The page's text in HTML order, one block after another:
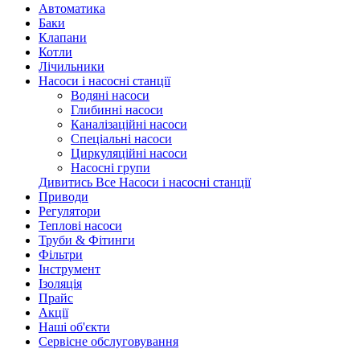
Автоматика
Баки
Клапани
Котли
Лічильники
Насоси і насосні станції
Водяні насоси
Глибинні насоси
Каналізаційні насоси
Спеціальні насоси
Циркуляційні насоси
Насосні групи
Дивитись Все Насоси і насосні станції
Приводи
Регулятори
Теплові насоси
Труби & Фітинги
Фільтри
Інструмент
Ізоляція
Прайс
Акції
Наші об'єкти
Сервісне обслуговування